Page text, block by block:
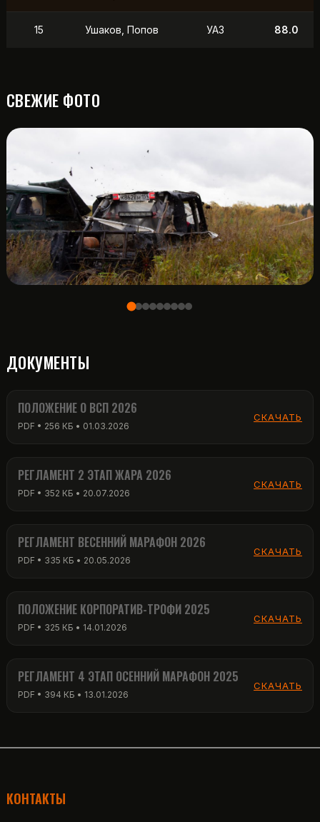
15 Ушаков, Попов УАЗ 88.0
СВЕЖИЕ ФОТО
ДОКУМЕНТЫ
ПОЛОЖЕНИЕ О ВСП 2026
PDF • 256 КБ • 01.03.2026
СКАЧАТЬ
РЕГЛАМЕНТ 2 ЭТАП ЖАРА 2026
PDF • 352 КБ • 20.07.2026
СКАЧАТЬ
РЕГЛАМЕНТ ВЕСЕННИЙ МАРАФОН 2026
PDF • 335 КБ • 20.05.2026
СКАЧАТЬ
ПОЛОЖЕНИЕ КОРПОРАТИВ-ТРОФИ 2025
PDF • 325 КБ • 14.01.2026
СКАЧАТЬ
РЕГЛАМЕНТ 4 ЭТАП ОСЕННИЙ МАРАФОН 2025
PDF • 394 КБ • 13.01.2026
СКАЧАТЬ
КОНТАКТЫ